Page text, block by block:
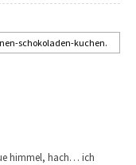
schokoladen-kuchen.
himmel, hach… ich